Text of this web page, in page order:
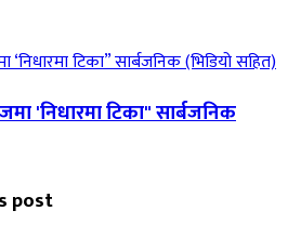
'निधारमा टिका" सार्बजनिक
post